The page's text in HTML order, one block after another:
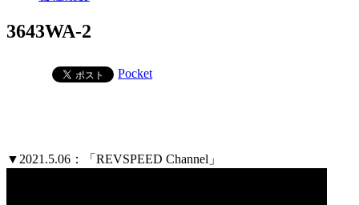
3643WA-2
Pocket
▼2021.5.06：「REVSPEED Channel」